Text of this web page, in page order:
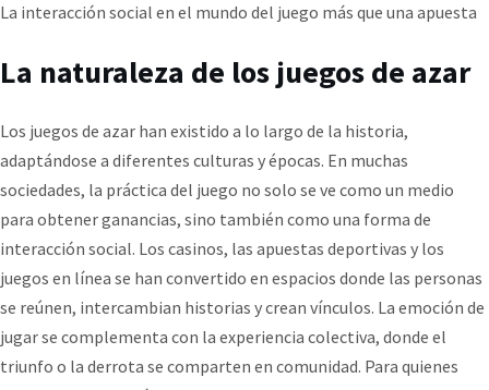
La interacción social en el mundo del juego más que una apuesta
La naturaleza de los juegos de azar
Los juegos de azar han existido a lo largo de la historia,
adaptándose a diferentes culturas y épocas. En muchas
sociedades, la práctica del juego no solo se ve como un medio
para obtener ganancias, sino también como una forma de
interacción social. Los casinos, las apuestas deportivas y los
juegos en línea se han convertido en espacios donde las personas
se reúnen, intercambian historias y crean vínculos. La emoción de
jugar se complementa con la experiencia colectiva, donde el
triunfo o la derrota se comparten en comunidad. Para quienes